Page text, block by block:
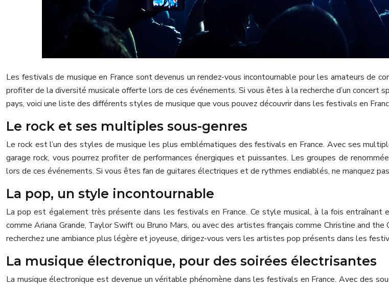
Les festivals de musique en France sont devenus un rendez-vous incontournable pour les amateurs de
profiter de la diversité musicale offerte lors de ces événements. Si vous êtes à la recherche d’un concert
pays, voici une liste des différents styles de musique que vous pouvez découvrir dans les festivals en
Le rock et ses multiples sous-genres
Le rock est l’un des styles de musique les plus emblématiques des festivals en France. Avec ses
garage rock, vous pourrez profiter de performances énergiques et puissantes. Les groupes de
lors de ces événements. Si vous êtes fan de guitares électriques et de rythmes endiablés, ne manquez
La pop, un style incontournable
La pop est également très présente dans les festivals en France. Ce style musical, à la fois
comme Ariana Grande, Taylor Swift ou Bruno Mars, ou avec des artistes français comme Christine and
recherchez une ambiance plus légère et joyeuse, dirigez-vous vers les artistes pop présents dans les
La musique électronique, pour des soirées électrisantes
La musique électronique est devenue un véritable phénomène dans les festivals en France. Avec des